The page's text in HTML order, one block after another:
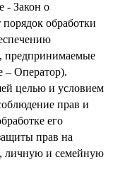
- Закон о
обработки
предпринимаемые
– Оператор).
целью и условием
прав и
его
прав на
личную и семейную